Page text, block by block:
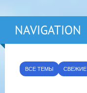
NAVIGATION
ВСЕ ТЕМЫ СВЕЖИЕ